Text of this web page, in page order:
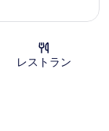
レストラン